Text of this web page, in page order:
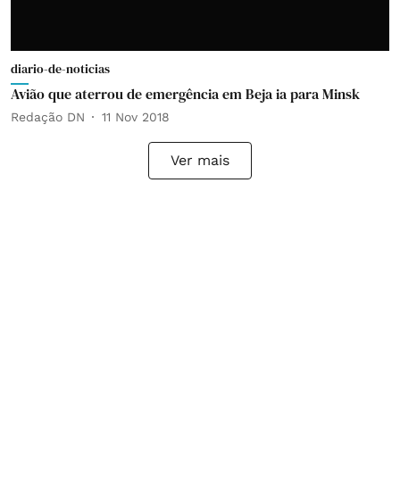
diario-de-noticias
Avião que aterrou de emergência em Beja ia para Minsk
Redação DN 11 Nov 2018
Ver mais